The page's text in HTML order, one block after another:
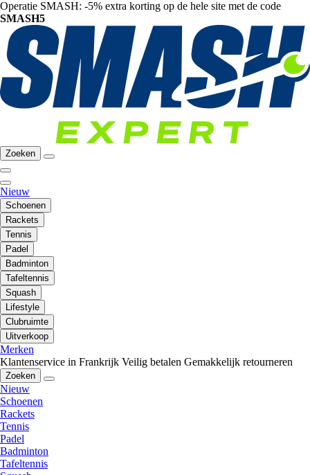
Operatie SMASH: -5% extra korting op de hele site met de code
SMASH5
Zoeken
Nieuw
Schoenen
Rackets
Tennis
Padel
Badminton
Tafeltennis
Squash
Lifestyle
Clubruimte
Uitverkoop
Merken
Klantenservice in Frankrijk Veilig betalen Gemakkelijk retourneren
Zoeken
Nieuw
Schoenen
Rackets
Tennis
Padel
Badminton
Tafeltennis